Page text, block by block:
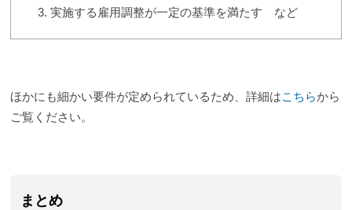
実施する雇用調整が一定の基準を満たす など
ほかにも細かい要件が定められているため、詳細はこちらから
ご覧ください。
まとめ